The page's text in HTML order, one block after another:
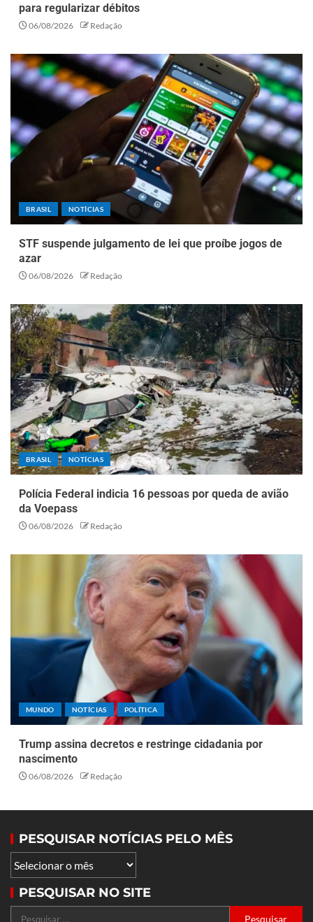
para regularizar débitos
06/08/2026 Redação
BRASIL NOTÍCIAS
STF suspende julgamento de lei que proíbe jogos de
azar
06/08/2026 Redação
BRASIL NOTÍCIAS
Polícia Federal indicia 16 pessoas por queda de avião
da Voepass
06/08/2026 Redação
MUNDO NOTÍCIAS POLÍTICA
Trump assina decretos e restringe cidadania por
nascimento
06/08/2026 Redação
PESQUISAR NOTÍCIAS PELO MÊS
PESQUISAR NO SITE